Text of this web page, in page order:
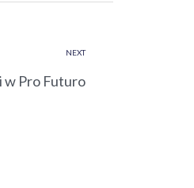
NEXT
w Pro Futuro